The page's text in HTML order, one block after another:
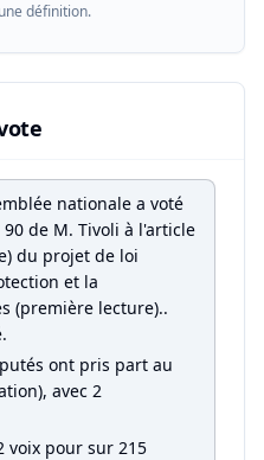
définition.
nationale a voté
de M. Tivoli à l'article
du projet de loi
et la
(première lecture)..
ont pris part au
avec 2
voix pour sur 215